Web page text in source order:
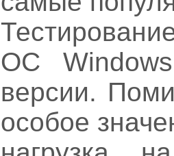
ОС
версии.
особое